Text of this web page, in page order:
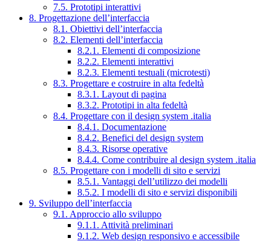
7.5. Prototipi interattivi
8. Progettazione dell’interfaccia
8.1. Obiettivi dell’interfaccia
8.2. Elementi dell’interfaccia
8.2.1. Elementi di composizione
8.2.2. Elementi interattivi
8.2.3. Elementi testuali (microtesti)
8.3. Progettare e costruire in alta fedeltà
8.3.1. Layout di pagina
8.3.2. Prototipi in alta fedeltà
8.4. Progettare con il design system .italia
8.4.1. Documentazione
8.4.2. Benefici del design system
8.4.3. Risorse operative
8.4.4. Come contribuire al design system .italia
8.5. Progettare con i modelli di sito e servizi
8.5.1. Vantaggi dell’utilizzo dei modelli
8.5.2. I modelli di sito e servizi disponibili
9. Sviluppo dell’interfaccia
9.1. Approccio allo sviluppo
9.1.1. Attività preliminari
9.1.2. Web design responsivo e accessibile